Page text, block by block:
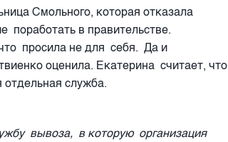
Смольного, которая отказала
в правительстве.
просила не для себя. Да и
оценила. Екатерина считает, что
служба.
вывоза, в которую организация